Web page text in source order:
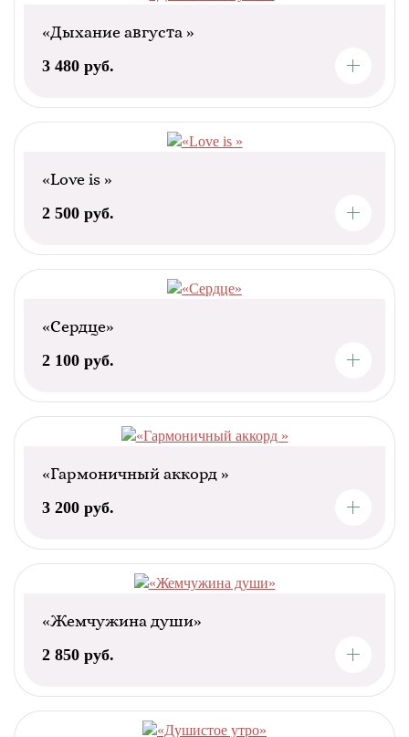
«Дыхание августа »
3 480 руб.
«Love is »
2 500 руб.
«Сердце»
2 100 руб.
«Гармоничный аккорд »
3 200 руб.
«Жемчужина души»
2 850 руб.